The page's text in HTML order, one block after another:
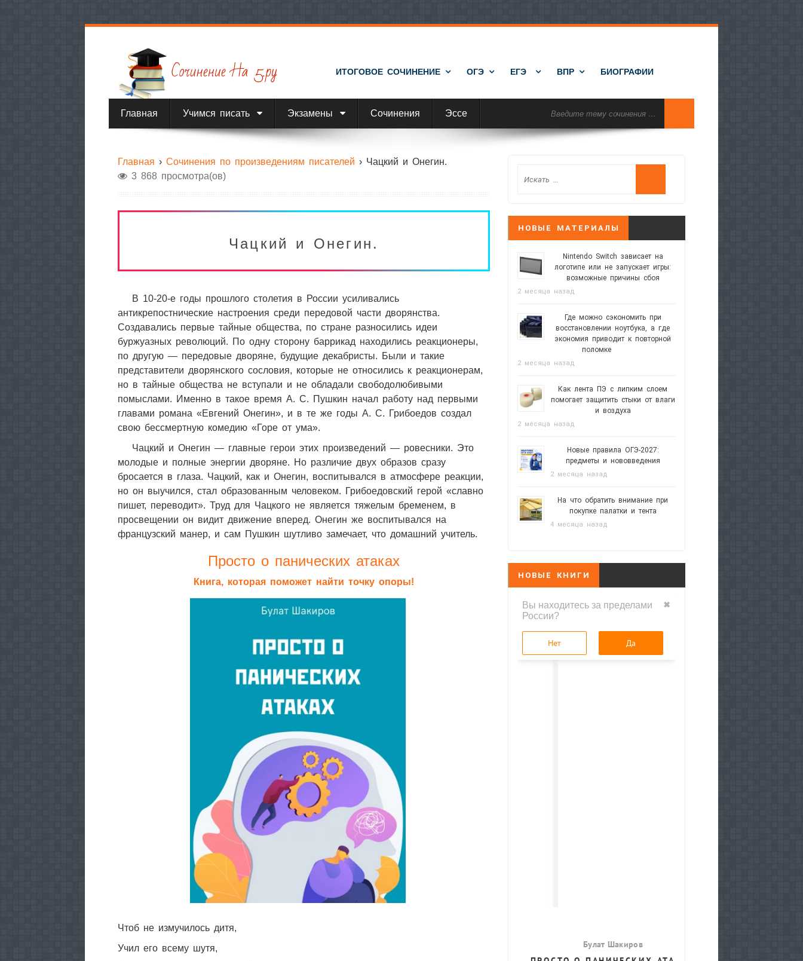
ИТОГОВОЕ СОЧИНЕНИЕ ОГЭ ЕГЭ ВПР БИОГРАФИИ
Главная Учимся писать Экзамены Сочинения Эссе
Главная ›Сочинения по произведениям писателей › Чацкий и Онегин.
3 868 просмотра(ов)
Чацкий и Онегин.
В 10-20-е годы прошлого столетия в России усиливались
антикрепостнические настроения среди передовой части дворянства.
Создавались первые тайные общества, по стране разносились идеи
буржуазных революций. По одну сторону баррикад находились реакционеры,
по другую — передовые дворяне, будущие декабристы. Были и такие
представители дворянского сословия, которые не относились к реакционерам,
но в тайные общества не вступали и не обладали свободолюбивыми
помыслами. Именно в такое время А. С. Пушкин начал работу над первыми
главами романа «Евгений Онегин», и в те же годы А. С. Грибоедов создал
свою бессмертную комедию «Горе от ума».
Чацкий и Онегин — главные герои этих произведений — ровесники. Это
молодые и полные энергии дворяне. Но различие двух образов сразу
бросается в глаза. Чацкий, как и Онегин, воспитывался в атмосфере реакции,
но он выучился, стал образованным человеком. Грибоедовский герой «славно
пишет, переводит». Труд для Чацкого не является тяжелым бременем, в
просвещении он видит движение вперед. Онегин же воспитывался на
французский манер, и сам Пушкин шутливо замечает, что домашний учитель.
Просто о панических атаках
Книга, которая поможет найти точку опоры!
Чтоб не измучилось дитя,
Учил его всему шутя,
НОВЫЕ МАТЕРИАЛЫ
Nintendo Switch зависает на
логотипе или не запускает игры:
возможные причины сбоя
2 месяца назад
Где можно сэкономить при
восстановлении ноутбука, а где
экономия приводит к повторной
поломке
2 месяца назад
Как лента ПЭ с липким слоем
помогает защитить стыки от влаги
и воздуха
2 месяца назад
Новые правила ОГЭ-2027:
предметы и нововведения
2 месяца назад
На что обратить внимание при
покупке палатки и тента
4 месяца назад
НОВЫЕ КНИГИ